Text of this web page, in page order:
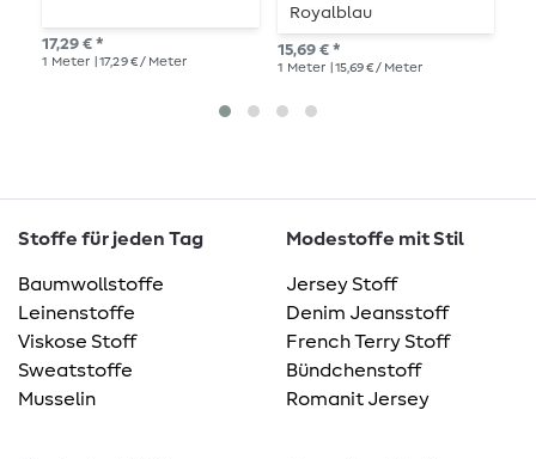
17,29 € *
1 Meter | 17,29 € / Meter
Royalblau
15,69 € *
1 Meter | 15,69 € / Meter
Stoffe für jeden Tag
Baumwollstoffe
Leinenstoffe
Viskose Stoff
Sweatstoffe
Musselin
Modestoffe mit Stil
Jersey Stoff
Denim Jeansstoff
French Terry Stoff
Bündchenstoff
Romanit Jersey